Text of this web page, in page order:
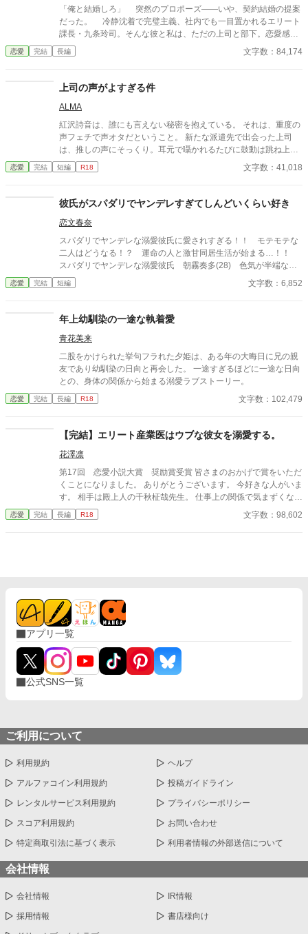
「俺と結婚しろ」 突然のプロポーズ――いや、契約結婚の提案
だった。 冷静沈着で完璧主義、社内でも一目置かれるエリート
課長・九条玲司。そんな彼と私は、ただの上司と部下。恋愛感情
なんて一切ない……はずだった。 仕事一筋で恋愛に興味なし。
過去の傷から、結婚なんて煩わしいものだと決めつけていた私。
提案が単なる取引とは思えなくなっていく。 「お前を、誰にも渡
すつもりはない」 冷たい声で言われたその言葉が、胸をざわつ
かせる。 これは合理的な選択？ それとも、避けられない運命
の始まり？ 割り切ったはずの契約は、次第に二人の境界線を曖
昧にし、心を絡め取っていく――。 不器用なエリート上司と、
恋を信じられない女。 これは、"ありえないはずの結婚"から始
恋愛 完結 長編 文字数：84,174
上司の声がよすぎる件
ALMA
紅沢詩音は、誰にも言えない秘密を抱えている。 それは、重度の
声フェチで声オタだということ。 新たな派遣先で出会った上司
は、推しの声にそっくり。耳元で囁かれるたびに鼓動は跳ね上が
り、身体が反応してしまう。 けれど、その上司・大神佑希人にも
秘密があった。五年前、一目惚れした女性こそ、詩音だったの
二人。さらに恋のライバルも現れて――。 声から始まる、じれ甘
オフィスラブコメディー。 全七章構成です。
恋愛 完結 短編 R18 文字数：41,018
彼氏がスパダリでヤンデレすぎてしんどいくらい好き
恋文春奈
スパダリでヤンデレな溺愛彼氏に愛されすぎる！！ モテモテな
二人はどうなる！？ 運命の人と激甘同居生活が始まる…！！
スパダリでヤンデレな溺愛彼氏 朝霧奏多(28) 色気が半端な
い みれあにだけ愛が重い×ピュアな美人彼女 二瀬みれあ(22)
芯はあるが素直すぎて無自覚な時がある 奏多しか見えてない
恋愛 完結 短編 文字数：6,852
年上幼馴染の一途な執着愛
青花美来
二股をかけられた挙句フラれた夕姫は、ある年の大晦日に兄の親
友であり幼馴染の日向と再会した。 一途すぎるほどに一途な日向
との、身体の関係から始まる溺愛ラブストーリー。
恋愛 完結 長編 R18 文字数：102,479
【完結】エリート産業医はウブな彼女を溺愛する。
花澤凛
第17回 恋愛小説大賞 奨励賞受賞 皆さまのおかげで賞をいただ
くことになりました。 ありがとうございます。 今好きな人がいま
す。 相手は殿上人の千秋柾哉先生。 仕事上の関係で気まずくなる
ぐらいなら眺めているままでよかった。 それなのに千秋先生から
まさかの告白…？！ 「俺と付き合ってくれませんか」 どう
恋愛 完結 長編 R18 文字数：98,602
アプリ一覧
公式SNS一覧
ご利用について
利用規約 ヘルプ
アルファコイン利用規約 投稿ガイドライン
レンタルサービス利用規約 プライバシーポリシー
スコア利用規約 お問い合わせ
特定商取引法に基づく表示 利用者情報の外部送信について
会社情報
会社情報 IR情報
採用情報 書店様向け